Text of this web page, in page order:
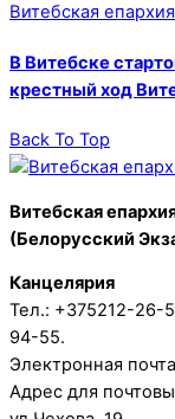
Витебская епархия
В Витебске
крестный ход
Back To Top
Витебская
(Белорусский
Канцелярия
Тел.: +375212-26-
94-55.
Электронная
Адрес для